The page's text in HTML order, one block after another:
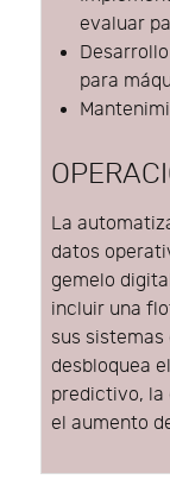
evaluar
para
La
datos
gemelo
incluir una
sus
desbloquea
predictivo, la
el aumento